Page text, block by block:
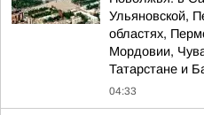
Ульяновской,
областях,
Мордовии,
Татарстане и
04:33